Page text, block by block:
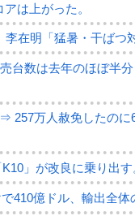
は上がった。
在明「猛暑・干ばつ
台数は去年のほぼ半
257万人赦免したのに
」が改良に乗り出す
410億ドル、輸出全体